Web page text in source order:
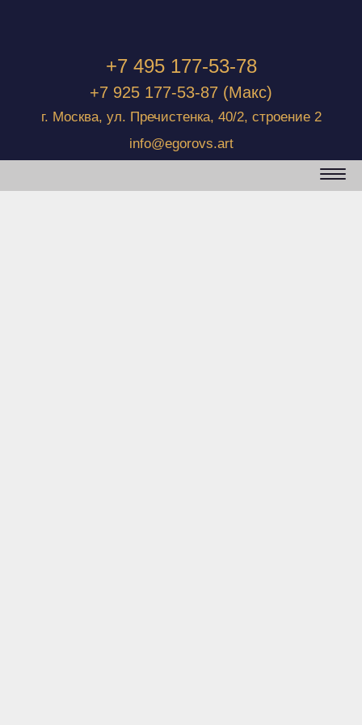
+7 495 177-53-78
+7 925 177-53-87 (Макс)
г. Москва, ул. Пречистенка, 40/2, строение 2
info@egorovs.art